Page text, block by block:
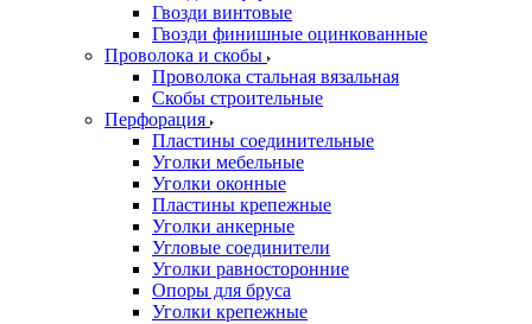
Гвозди винтовые
Гвозди финишные оцинкованные
Проволока и скобы
Проволока стальная вязальная
Скобы строительные
Перфорация
Пластины соединительные
Уголки мебельные
Уголки оконные
Пластины крепежные
Уголки анкерные
Угловые соединители
Уголки равносторонние
Опоры для бруса
Уголки крепежные